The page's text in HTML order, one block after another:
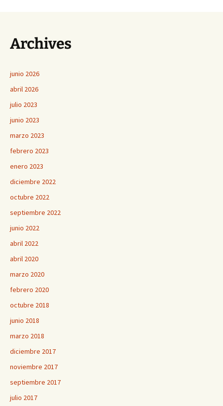
Archives
junio 2026
abril 2026
julio 2023
junio 2023
marzo 2023
febrero 2023
enero 2023
diciembre 2022
octubre 2022
septiembre 2022
junio 2022
abril 2022
abril 2020
marzo 2020
febrero 2020
octubre 2018
junio 2018
marzo 2018
diciembre 2017
noviembre 2017
septiembre 2017
julio 2017